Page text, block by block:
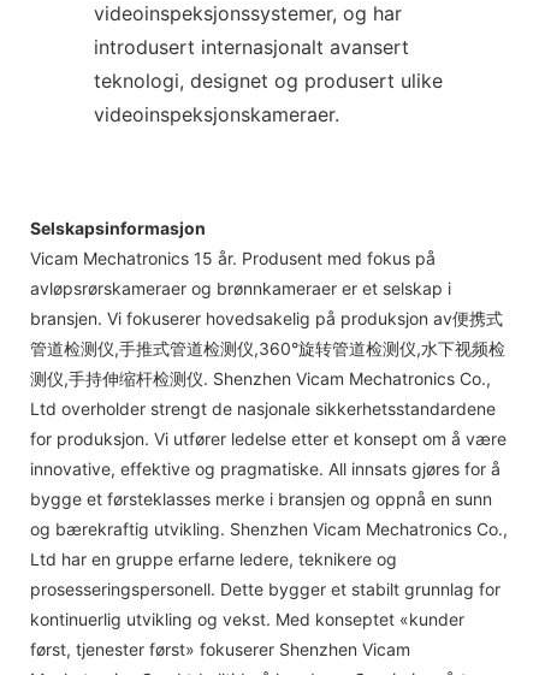
videoinspeksjonssystemer, og har
introdusert internasjonalt avansert
teknologi, designet og produsert ulike
videoinspeksjonskameraer.
Selskapsinformasjon
Vicam Mechatronics 15 år. Produsent med fokus på
avløpsrørskameraer og brønnkameraer er et selskap i
bransjen. Vi fokuserer hovedsakelig på produksjon av便携式
管道检测仪,手推式管道检测仪,360°旋转管道检测仪,水下视频检
测仪,手持伸缩杆检测仪. Shenzhen Vicam Mechatronics Co.,
Ltd overholder strengt de nasjonale sikkerhetsstandardene
for produksjon. Vi utfører ledelse etter et konsept om å være
innovative, effektive og pragmatiske. All innsats gjøres for å
bygge et førsteklasses merke i bransjen og oppnå en sunn
og bærekraftig utvikling. Shenzhen Vicam Mechatronics Co.,
Ltd har en gruppe erfarne ledere, teknikere og
prosesseringspersonell. Dette bygger et stabilt grunnlag for
kontinuerlig utvikling og vekst. Med konseptet «kunder
først, tjenester først» fokuserer Shenzhen Vicam